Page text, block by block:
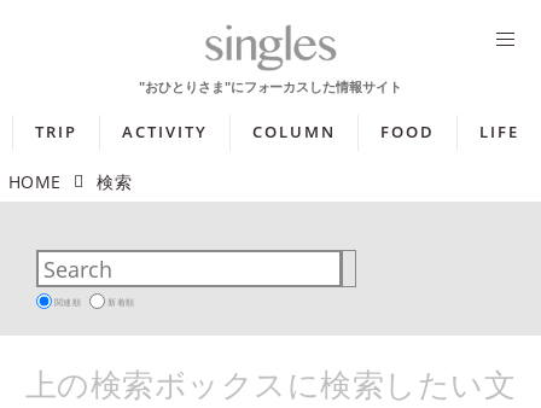
TRIP ACTIVITY COLUMN FOOD LIFE
HOME 検索
関連順 新着順
上の検索ボックスに検索したい文